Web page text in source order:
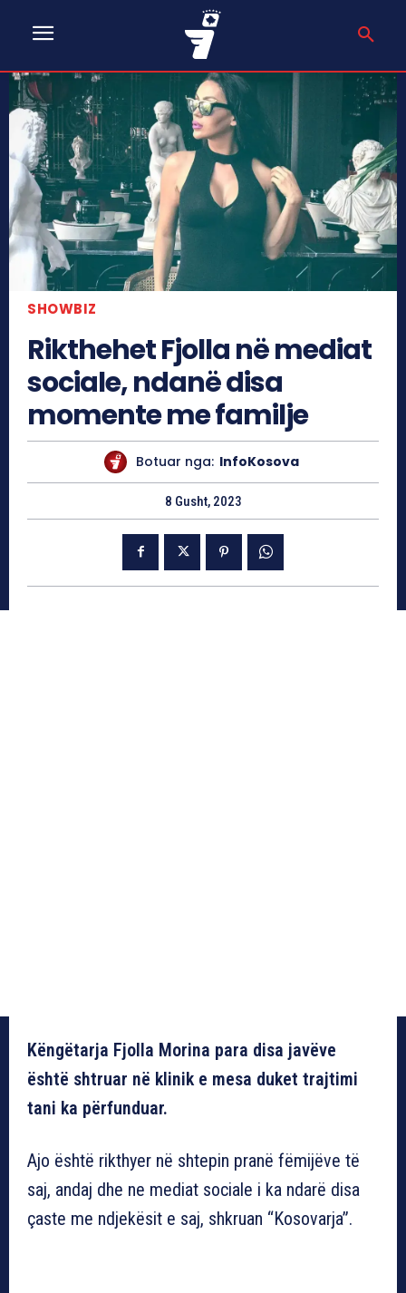
SHOWBIZ
Rikthehet Fjolla në mediat
sociale, ndanë disa
momente me familje
Botuar nga: InfoKosova
8 Gusht, 2023
Këngëtarja Fjolla Morina para disa javëve
është shtruar në klinik e mesa duket trajtimi
tani ka përfunduar.
Ajo është rikthyer në shtepin pranë fëmijëve të
saj, andaj dhe ne mediat sociale i ka ndarë disa
çaste me ndjekësit e saj, shkruan “Kosovarja”.